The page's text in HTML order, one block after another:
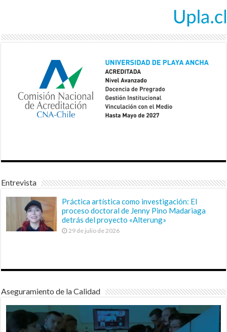
Entrevista
Práctica artística como investigación: El
proceso doctoral de Jenny Pino Madariaga
detrás del proyecto «Alterung»
29 de julio de 2026
Aseguramiento de la Calidad